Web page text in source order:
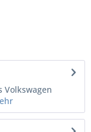
Volkswagen